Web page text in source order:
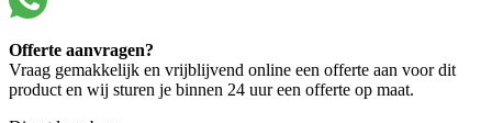
Offerte aanvragen?
Vraag gemakkelijk en vrijblijvend online een offerte aan voor dit
product en wij sturen je binnen 24 uur een offerte op maat.